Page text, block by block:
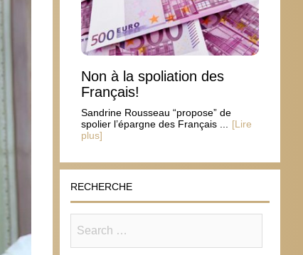
Non à la spoliation des
Français!
Sandrine Rousseau “propose” de
spolier l’épargne des Français ...
[Lire
plus]
RECHERCHE